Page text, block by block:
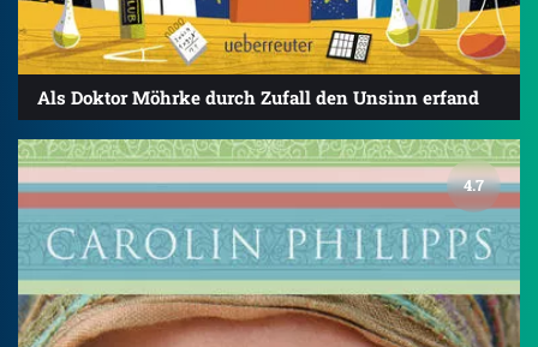
Als Doktor Möhrke durch Zufall den Unsinn erfand
4.7